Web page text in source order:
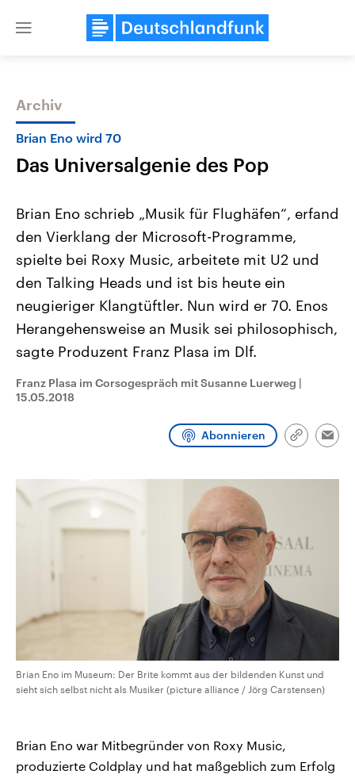
Close
Themen
Landtagswahl Sachsen-Anhalt
2026
Alle Informationen
Sachsen-Anhalt wählt am 6.
September 2026 einen neuen
Landtag. Seit 2021 wird das
Bundesland von einer Koalition aus
Umfragen, Prognosen,
Wahlprogramme, aktuelle Berichte
und Hintergründe zu den Parteien
USA
Aktuelle Beiträge,
Hintergründe
Wirtschaftlich und
gehören die Vereinigten
den mächtigsten Ländern
mit großem Einfluss auf
Sendungen
Archiv
Brian Eno wird 70
Das Universalgenie des Pop
Brian Eno schrieb „Musik für Flughäfen“, erfand
den Vierklang der Microsoft-Programme,
spielte bei Roxy Music, arbeitete mit U2 und
den Talking Heads und ist bis heute ein
neugieriger Klangtüftler. Nun wird er 70. Enos
Herangehensweise an Musik sei philosophisch,
sagte Produzent Franz Plasa im Dlf.
Franz Plasa im Corsogespräch mit Susanne Luerweg |
15.05.2018
Abonnieren
Link
Brian Eno im Museum: Der Brite kommt aus der bildenden Kunst und
sieht sich selbst nicht als Musiker (picture alliance / Jörg Carstensen)
Brian Eno war Mitbegründer von Roxy Music,
produzierte Coldplay und hat maßgeblich zum Erfolg